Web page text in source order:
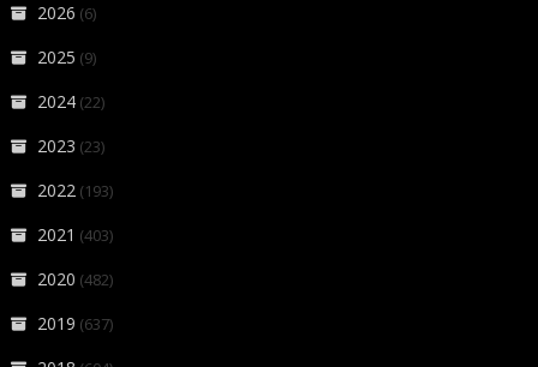
2026 (6)
2025 (9)
2024 (22)
2023 (23)
2022 (193)
2021 (403)
2020 (482)
2019 (637)